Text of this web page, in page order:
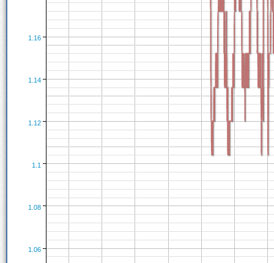
1.1
1.06
1.08
1.12
1.14
1.16